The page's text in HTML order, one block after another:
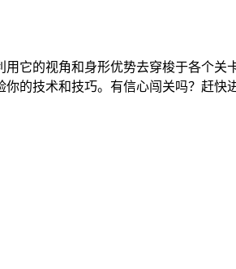
它的视角和身形优势去穿梭于各个
的技术和技巧。有信心闯关吗？赶快